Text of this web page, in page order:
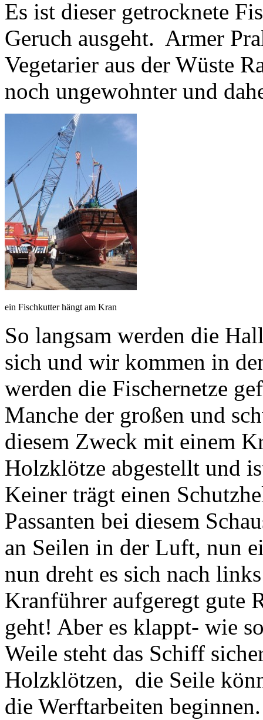
Es ist dieser getrocknete
Geruch ausgeht. Armer
Vegetarier aus der Wüste
noch ungewohnter und
ein Fischkutter hängt am Kran
So langsam werden die
sich und wir kommen in
werden die Fischernetze
Manche der großen und
diesem Zweck mit einem
Holzklötze abgestellt und
Keiner trägt einen
Passanten bei diesem
an Seilen in der Luft, nun
nun dreht es sich nach
Kranführer aufgeregt gute
geht! Aber es klappt- wie
Weile steht das Schiff
Holzklötzen, die Seile
die Werftarbeiten beginnen.